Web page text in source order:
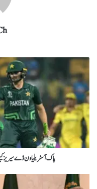
پاک آسٹریلیا ون ڈے سیریز